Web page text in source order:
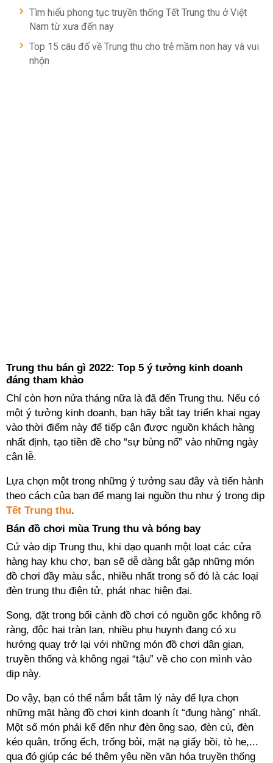
Tìm hiểu phong tục truyền thống Tết Trung thu ở Việt
Nam từ xưa đến nay
Top 15 câu đố về Trung thu cho trẻ mầm non hay và vui
nhộn
Trung thu bán gì 2022: Top 5 ý tưởng kinh doanh
đáng tham khảo
Chỉ còn hơn nửa tháng nữa là đã đến Trung thu. Nếu có
một ý tưởng kinh doanh, bạn hãy bắt tay triển khai ngay
vào thời điểm này để tiếp cận được nguồn khách hàng
nhất định, tạo tiền đề cho “sự bùng nổ” vào những ngày
cận lễ.
Lựa chọn một trong những ý tưởng sau đây và tiến hành
theo cách của bạn để mang lại nguồn thu như ý trong dịp
Tết Trung thu.
Bán đồ chơi mùa Trung thu và bóng bay
Cứ vào dịp Trung thu, khi dạo quanh một loạt các cửa
hàng hay khu chợ, bạn sẽ dễ dàng bắt gặp những món
đồ chơi đầy màu sắc, nhiều nhất trong số đó là các loại
đèn trung thu điện tử, phát nhạc hiện đại.
Song, đặt trong bối cảnh đồ chơi có nguồn gốc không rõ
ràng, độc hại tràn lan, nhiều phụ huynh đang có xu
hướng quay trở lại với những món đồ chơi dân gian,
truyền thống và không ngại “tậu” về cho con mình vào
dịp này.
Do vậy, bạn có thể nắm bắt tâm lý này để lựa chọn
những mặt hàng đồ chơi kinh doanh ít “đụng hàng” nhất.
Một số món phải kể đến như đèn ông sao, đèn cù, đèn
kéo quân, trống ếch, trống bỏi, mặt nạ giấy bồi, tò he,...
qua đó giúp các bé thêm yêu nền văn hóa truyền thống